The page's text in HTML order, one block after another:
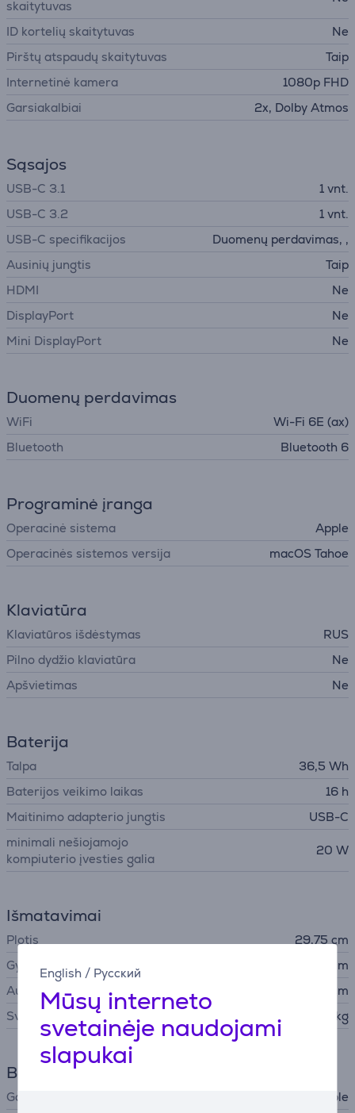
English / Русский
Mūsų interneto
svetainėje naudojami
slapukai
skaitytuvas
ID kortelių skaitytuvas
Ne
Pirštų atspaudų skaitytuvas
Taip
Internetinė kamera
1080p FHD
Garsiakalbiai
2x, Dolby Atmos
Sąsajos
USB-C 3.1
1 vnt.
USB-C 3.2
1 vnt.
USB-C specifikacijos
Duomenų perdavimas, ,
Ausinių jungtis
Taip
HDMI
Ne
DisplayPort
Ne
Mini DisplayPort
Ne
Duomenų perdavimas
WiFi
Wi-Fi 6E (ax)
Bluetooth
Bluetooth 6
Programinė įranga
Operacinė sistema
Apple
Operacinės sistemos versija
macOS Tahoe
Klaviatūra
Klaviatūros išdėstymas
RUS
Pilno dydžio klaviatūra
Ne
Apšvietimas
Ne
Baterija
Talpa
36,5 Wh
Baterijos veikimo laikas
16 h
Maitinimo adapterio jungtis
USB-C
minimali nešiojamojo
kompiuterio įvesties galia
20 W
Išmatavimai
Plotis
29,75 cm
Gylis
20,64 cm
Aukštis
1,27 cm
Svoris
1,23 kg
Bendri parametrai
Gamintojas
Apple